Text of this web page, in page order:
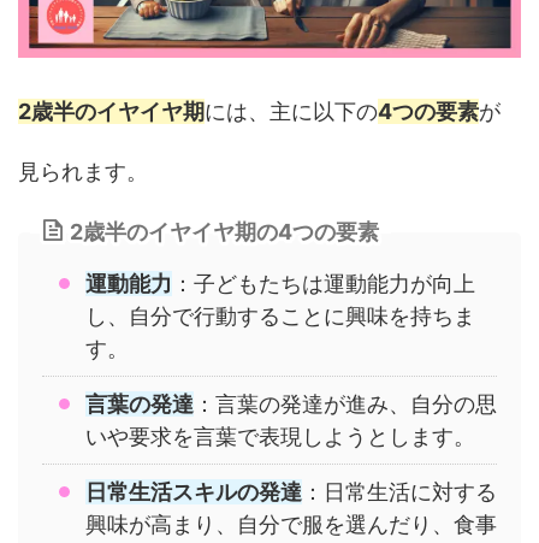
2歳半のイヤイヤ期には、主に以下の4つの要素が
見られます。
2歳半のイヤイヤ期の4つの要素
運動能力 ：子どもたちは運動能力が向上
し、自分で行動することに興味を持ちま
す。
言葉の発達 ：言葉の発達が進み、自分の思
いや要求を言葉で表現しようとします。
日常生活スキルの発達 ：日常生活に対する
興味が高まり、自分で服を選んだり、食事